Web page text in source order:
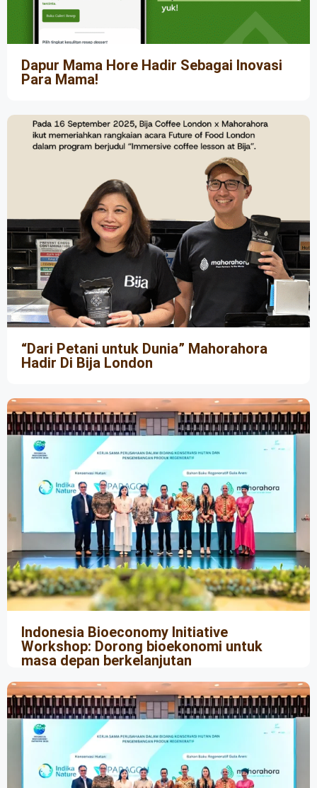
Dapur Mama Hore Hadir Sebagai Inovasi
Para Mama!
“Dari Petani untuk Dunia” Mahorahora
Hadir Di Bija London
Indonesia Bioeconomy Initiative
Workshop: Dorong bioekonomi untuk
masa depan berkelanjutan